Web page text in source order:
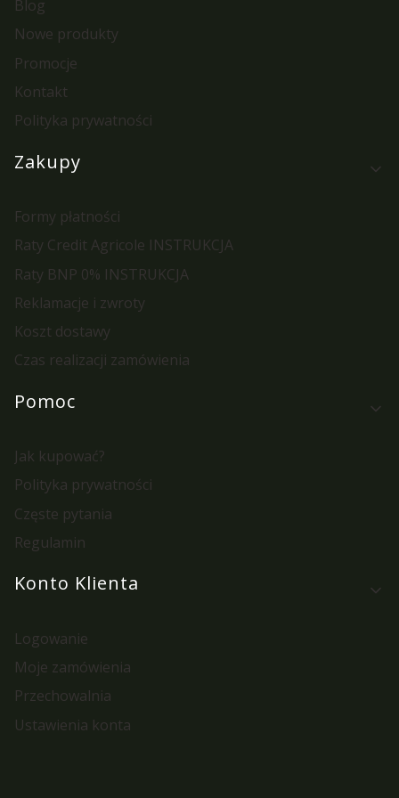
Blog
Nowe produkty
Promocje
Kontakt
Polityka prywatności
Zakupy
Formy płatności
Raty Credit Agricole INSTRUKCJA
Raty BNP 0% INSTRUKCJA
Reklamacje i zwroty
Koszt dostawy
Czas realizacji zamówienia
Pomoc
Jak kupować?
Polityka prywatności
Częste pytania
Regulamin
Konto Klienta
Logowanie
Moje zamówienia
Przechowalnia
Ustawienia konta